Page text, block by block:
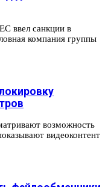
ввел санкции в
компания группы
возможность
видеоконтент